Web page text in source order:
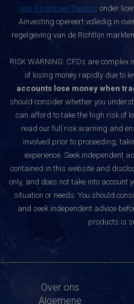
voor Financieel Toezicht onder
Ainvesting opereert volledig in
regelgeving van de Richtlijn
RISK WARNING: CFDs are
of losing money rapidly due to
accounts lose money when
should consider whether you
can afford to take the high risk of
read our full risk warning and
involved prior to proceeding,
experience. Seek independent
contained in this website and
only, and does not take into account
situation or needs. You should
and seek independent advice
products is
Over ons
Algemene